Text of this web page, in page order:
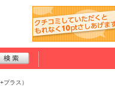
ラス）